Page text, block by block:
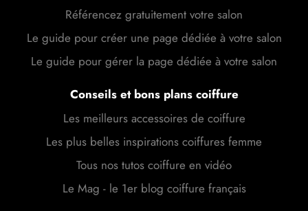
Référencez gratuitement votre salon
Le guide pour créer une page dédiée à votre salon
Le guide pour gérer la page dédiée à votre salon
Conseils et bons plans coiffure
Les meilleurs accessoires de coiffure
Les plus belles inspirations coiffures femme
Tous nos tutos coiffure en vidéo
Le Mag - le 1er blog coiffure français